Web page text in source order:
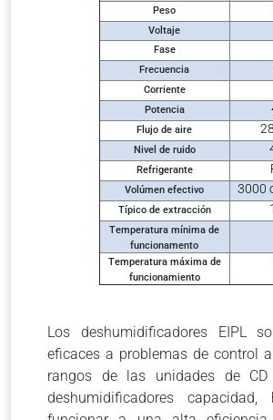
Peso
Voltaje
Fase
Frecuencia
Corriente
Potencia
Flujo de aire
Nivel de ruido
Refrigerante
Volúmen efectivo 3000
Típico de extracción
Temperatura mínima de
funcionamento
Temperatura máxima de
funcionamiento
Los deshumidificadores EIPL
eficaces a problemas de control
rangos de las unidades de
deshumidificadores capacidad,